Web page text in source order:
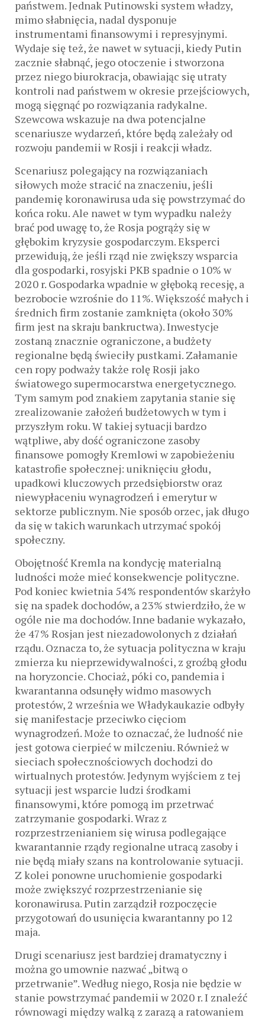
państwem. Jednak Putinowski system władzy,
mimo słabnięcia, nadal dysponuje
instrumentami finansowymi i represyjnymi.
Wydaje się też, że nawet w sytuacji, kiedy Putin
zacznie słabnąć, jego otoczenie i stworzona
przez niego biurokracja, obawiając się utraty
kontroli nad państwem w okresie przejściowych,
mogą sięgnąć po rozwiązania radykalne.
Szewcowa wskazuje na dwa potencjalne
scenariusze wydarzeń, które będą zależały od
rozwoju pandemii w Rosji i reakcji władz.
Scenariusz polegający na rozwiązaniach
siłowych może stracić na znaczeniu, jeśli
pandemię koronawirusa uda się powstrzymać do
końca roku. Ale nawet w tym wypadku należy
brać pod uwagę to, że Rosja pogrąży się w
głębokim kryzysie gospodarczym. Eksperci
przewidują, że jeśli rząd nie zwiększy wsparcia
dla gospodarki, rosyjski PKB spadnie o 10% w
2020 r. Gospodarka wpadnie w głęboką recesję, a
bezrobocie wzrośnie do 11%. Większość małych i
średnich firm zostanie zamknięta (około 30%
firm jest na skraju bankructwa). Inwestycje
zostaną znacznie ograniczone, a budżety
regionalne będą świeciły pustkami. Załamanie
cen ropy podważy także rolę Rosji jako
światowego supermocarstwa energetycznego.
Tym samym pod znakiem zapytania stanie się
zrealizowanie założeń budżetowych w tym i
przyszłym roku. W takiej sytuacji bardzo
wątpliwe, aby dość ograniczone zasoby
finansowe pomogły Kremlowi w zapobieżeniu
katastrofie społecznej: uniknięciu głodu,
upadkowi kluczowych przedsiębiorstw oraz
niewypłaceniu wynagrodzeń i emerytur w
sektorze publicznym. Nie sposób orzec, jak długo
da się w takich warunkach utrzymać spokój
społeczny.
Obojętność Kremla na kondycję materialną
ludności może mieć konsekwencje polityczne.
Pod koniec kwietnia 54% respondentów skarżyło
się na spadek dochodów, a 23% stwierdziło, że w
ogóle nie ma dochodów. Inne badanie wykazało,
że 47% Rosjan jest niezadowolonych z działań
rządu. Oznacza to, że sytuacja polityczna w kraju
zmierza ku nieprzewidywalności, z groźbą głodu
na horyzoncie. Chociaż, póki co, pandemia i
kwarantanna odsunęły widmo masowych
protestów, 2 września we Władykaukazie odbyły
się manifestacje przeciwko cięciom
wynagrodzeń. Może to oznaczać, że ludność nie
jest gotowa cierpieć w milczeniu. Również w
sieciach społecznościowych dochodzi do
wirtualnych protestów. Jedynym wyjściem z tej
sytuacji jest wsparcie ludzi środkami
finansowymi, które pomogą im przetrwać
zatrzymanie gospodarki. Wraz z
rozprzestrzenianiem się wirusa podlegające
kwarantannie rządy regionalne utracą zasoby i
nie będą miały szans na kontrolowanie sytuacji.
Z kolei ponowne uruchomienie gospodarki
może zwiększyć rozprzestrzenianie się
koronawirusa. Putin zarządził rozpoczęcie
przygotowań do usunięcia kwarantanny po 12
maja.
Drugi scenariusz jest bardziej dramatyczny i
można go umownie nazwać „bitwą o
przetrwanie”. Według niego, Rosja nie będzie w
stanie powstrzymać pandemii w 2020 r. I znaleźć
równowagi między walką z zarazą a ratowaniem